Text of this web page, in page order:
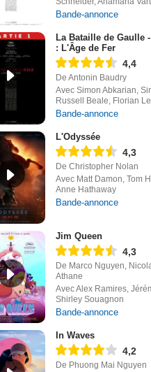
Bande-annonce
La Bataille de Gaulle
: L'Âge de Fer
4,4
De Antonin Baudry
Avec Simon Abkarian,
Russell Beale, Florian
Bande-annonce
L'Odyssée
4,3
De Christopher Nolan
Avec Matt Damon, Tom
Anne Hathaway
Bande-annonce
Jim Queen
4,3
De Marco Nguyen,
Athane
Avec Alex Ramires,
Shirley Souagnon
Bande-annonce
In Waves
4,2
De Phuong Mai Nguyen